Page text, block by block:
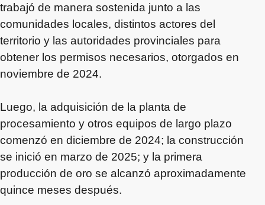
trabajó de manera sostenida junto a las
comunidades locales, distintos actores del
territorio y las autoridades provinciales para
obtener los permisos necesarios, otorgados en
noviembre de 2024.
Luego, la adquisición de la planta de
procesamiento y otros equipos de largo plazo
comenzó en diciembre de 2024; la construcción
se inició en marzo de 2025; y la primera
producción de oro se alcanzó aproximadamente
quince meses después.